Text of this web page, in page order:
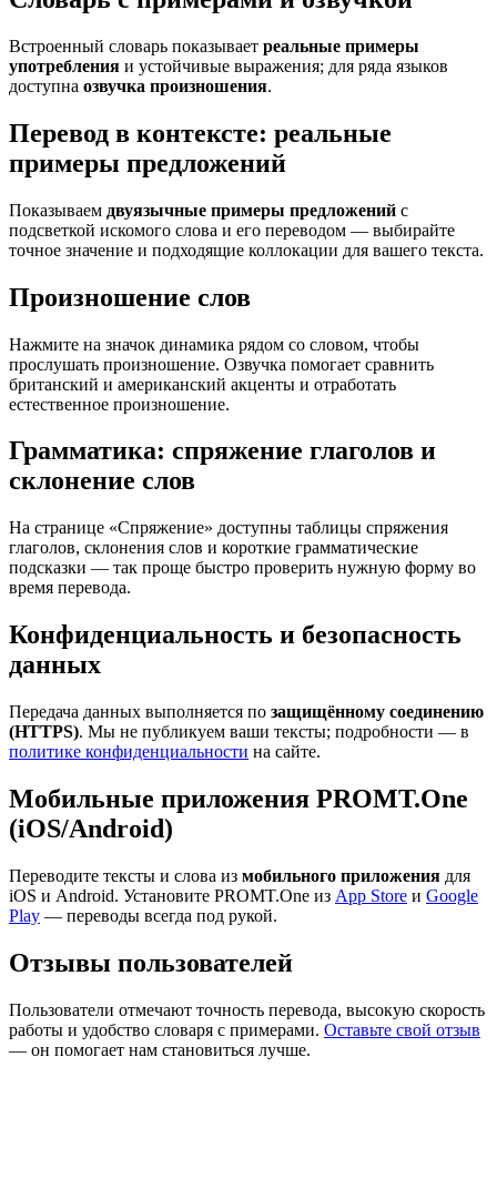
Встроенный словарь показывает реальные примеры
употребления и устойчивые выражения; для ряда языков
доступна озвучка произношения.
Перевод в контексте: реальные
примеры предложений
Показываем двуязычные примеры предложений с
подсветкой искомого слова и его переводом — выбирайте
точное значение и подходящие коллокации для вашего текста.
Произношение слов
Нажмите на значок динамика рядом со словом, чтобы
прослушать произношение. Озвучка помогает сравнить
британский и американский акценты и отработать
естественное произношение.
Грамматика: спряжение глаголов и
склонение слов
На странице «Спряжение» доступны таблицы спряжения
глаголов, склонения слов и короткие грамматические
подсказки — так проще быстро проверить нужную форму во
время перевода.
Конфиденциальность и безопасность
данных
Передача данных выполняется по защищённому соединению
(HTTPS). Мы не публикуем ваши тексты; подробности — в
политике конфиденциальности на сайте.
Мобильные приложения PROMT.One
(iOS/Android)
Переводите тексты и слова из мобильного приложения для
iOS и Android. Установите PROMT.One из App Store и Google
Play — переводы всегда под рукой.
Отзывы пользователей
Пользователи отмечают точность перевода, высокую скорость
работы и удобство словаря с примерами. Оставьте свой отзыв
— он помогает нам становиться лучше.